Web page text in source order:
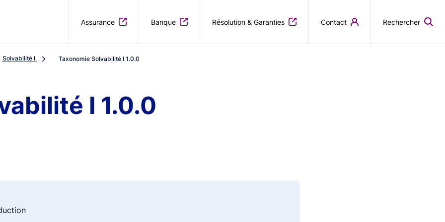
Assurance Banque Résolution & Garanties Contact Rechercher
Solvabilité I Taxonomie Solvabilité I 1.0.0
I 1.0.0